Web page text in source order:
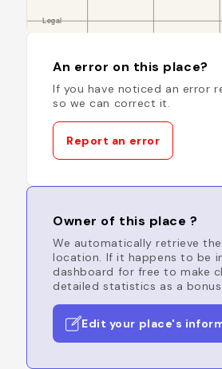
An error on this place?
If you have noticed an error
so we can correct it.
Report an error
Owner of this place ?
We automatically retrieve
location. If it happens to be
dashboard for free to make
detailed statistics as a
Edit your place's